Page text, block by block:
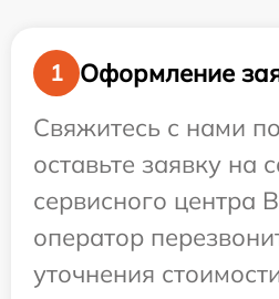
1
Оформление
Свяжитесь с нами
оставьте заявку на
сервисного центра
оператор
уточнения